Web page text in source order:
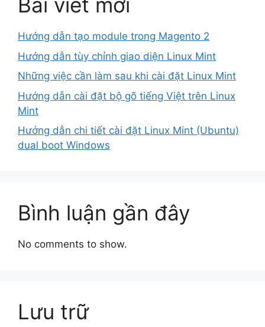
Bài viết mới
Hướng dẫn tạo module trong Magento 2
Hướng dẫn tùy chỉnh giao diện Linux Mint
Những việc cần làm sau khi cài đặt Linux Mint
Hướng dẫn cài đặt bộ gõ tiếng Việt trên Linux
Mint
Hướng dẫn chi tiết cài đặt Linux Mint (Ubuntu)
dual boot Windows
Bình luận gần đây
No comments to show.
Lưu trữ